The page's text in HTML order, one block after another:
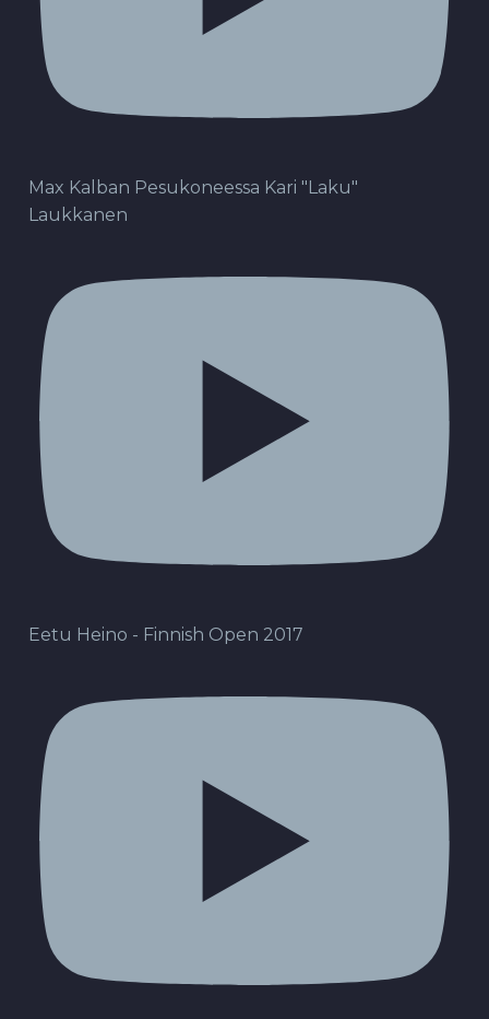
Max Kalban Pesukoneessa Kari "Laku"
Laukkanen
Eetu Heino - Finnish Open 2017